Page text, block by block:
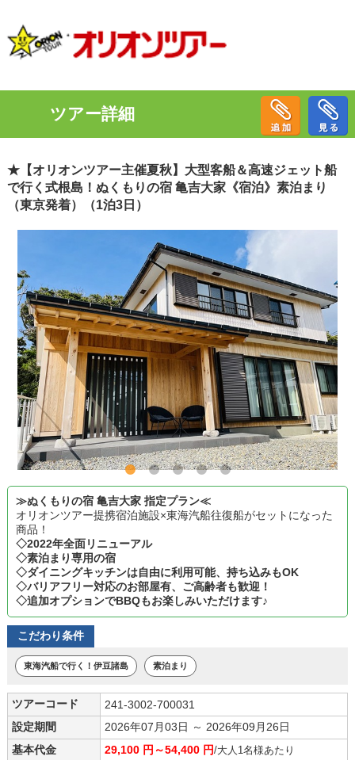
ツアー詳細
★【オリオンツアー主催夏秋】大型客船＆高速ジェット船
で行く式根島！ぬくもりの宿 亀吉大家《宿泊》素泊まり
（東京発着）（1泊3日）
≫ぬくもりの宿 亀吉大家 指定プラン≪
オリオンツアー提携宿泊施設×東海汽船往復船がセットになった
商品！
◇2022年全面リニューアル
◇素泊まり専用の宿
◇ダイニングキッチンは自由に利用可能、持ち込みもOK
◇バリアフリー対応のお部屋有、ご高齢者も歓迎！
◇追加オプションでBBQもお楽しみいただけます♪
こだわり条件
東海汽船で行く！伊豆諸島 素泊まり
ツアーコード
241-3002-700031
設定期間
2026年07月03日 ～ 2026年09月26日
基本代金
29,100 円～54,400 円/大人1名様あたり